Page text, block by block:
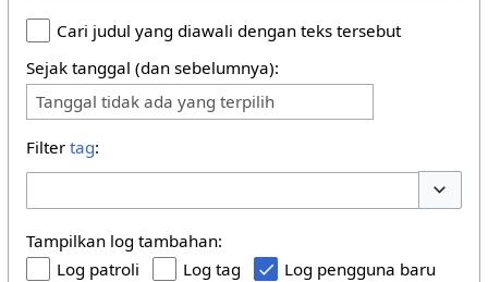
Cari judul yang diawali dengan teks tersebut
Sejak tanggal (dan sebelumnya):
Tanggal tidak ada yang terpilih
Filter tag:
Tampilkan log tambahan:
Log patroli
Log tag Log pengguna baru